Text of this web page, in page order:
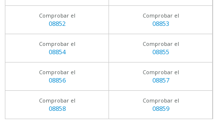
Comprobar el
08852
Comprobar el
08853
Comprobar el
08854
Comprobar el
08855
Comprobar el
08856
Comprobar el
08857
Comprobar el
08858
Comprobar el
08859